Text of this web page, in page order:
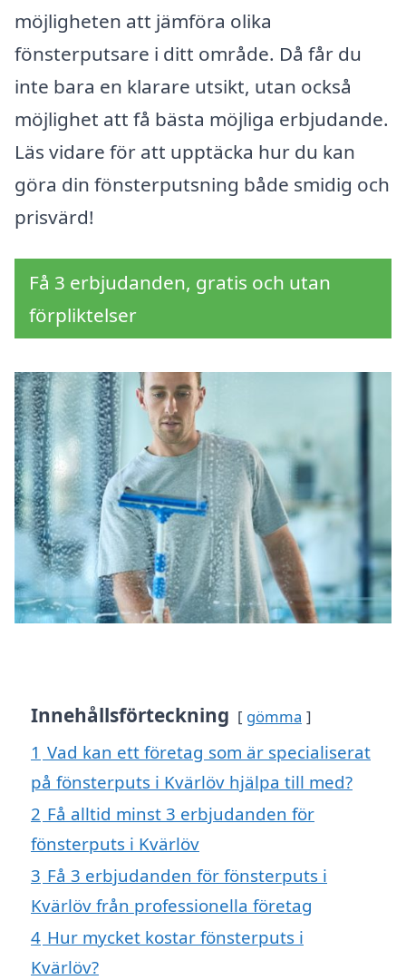
möjligheten att jämföra olika
fönsterputsare i ditt område. Då får du
inte bara en klarare utsikt, utan också
möjlighet att få bästa möjliga erbjudande.
Läs vidare för att upptäcka hur du kan
göra din fönsterputsning både smidig och
prisvärd!
Få 3 erbjudanden, gratis och utan
förpliktelser
Innehållsförteckning gömma
1 Vad kan ett företag som är specialiserat
på fönsterputs i Kvärlöv hjälpa till med?
2 Få alltid minst 3 erbjudanden för
fönsterputs i Kvärlöv
3 Få 3 erbjudanden för fönsterputs i
Kvärlöv från professionella företag
4 Hur mycket kostar fönsterputs i
Kvärlöv?